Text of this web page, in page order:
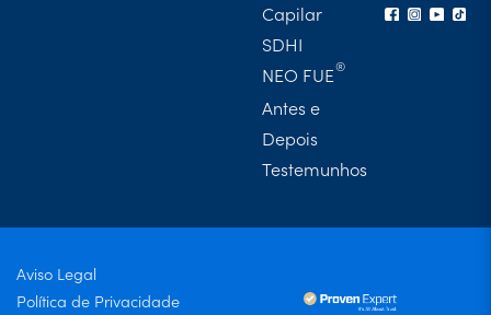
Capilar
SDHI
NEO FUE
Antes e
Depois
Testemunhos
Aviso Legal
Política de Privacidade